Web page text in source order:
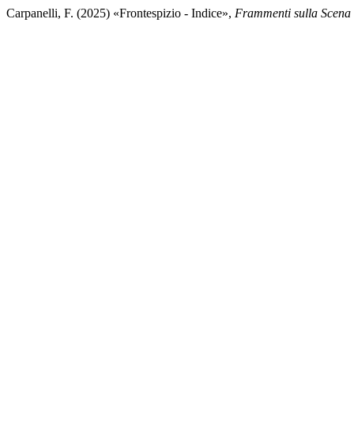
Carpanelli, F. (2025) «Frontespizio - Indice», Frammenti sulla